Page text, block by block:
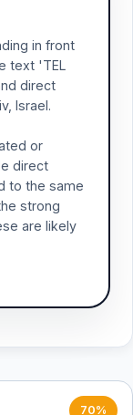
in front
text 'TEL
direct
Israel.
or
direct
to the same
strong
are likely
70%